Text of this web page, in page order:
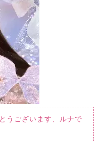
うございます、ルナで